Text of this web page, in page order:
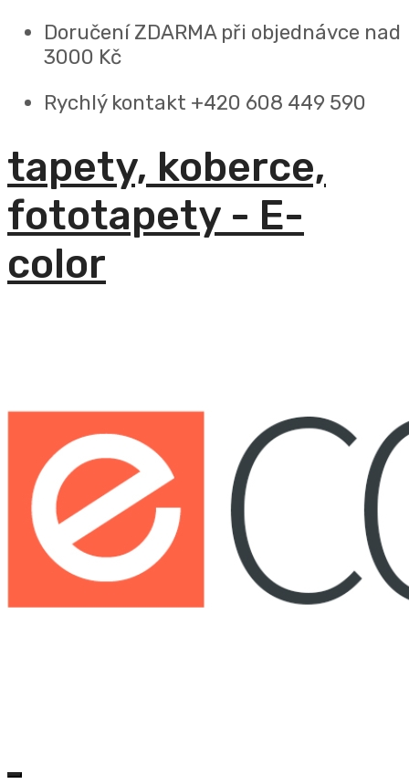
Doručení ZDARMA při objednávce nad
3000 Kč
Rychlý kontakt +420 608 449 590
tapety, koberce,
fototapety - E-
color